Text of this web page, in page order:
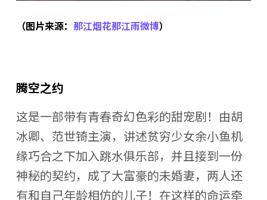
（图片来源： 那江烟花那江雨微博）
腾空之约
这是一部带有青春奇幻色彩的甜宠剧！由胡
冰卿、范世锜主演，讲述贫穷少女余小鱼机
缘巧合之下加入跳水俱乐部，并且接到一份
神秘的契约，成了大富豪的未婚妻，两人还
有和自己年龄相仿的儿子！在这样的命运牵